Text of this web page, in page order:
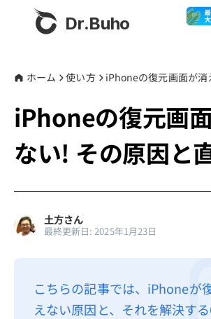
Dr.Buho
製品
BuhoCleaner
BuhoRepair
BuhoNTFS
ストア
Dr.Buhoについて
サポート
ホーム 使い方
iPhoneの復元画
ない! その原因と
土方さん
最終更新日: 2025年1月23日
こちらの記事では、iPhoneが
えない原因と、それを解決す